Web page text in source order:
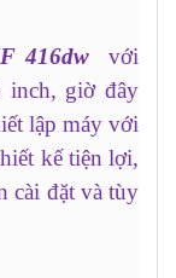
416dw với
inch, giờ đây
lập máy với
kế tiện lợi,
cài đặt và tùy